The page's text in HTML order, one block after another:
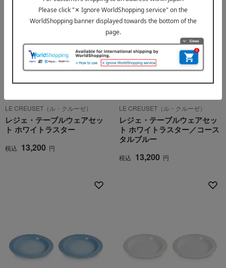
LE CREUSET（ル・クルーゼ）
レジェ・テーブルウェアセッ
ト ホワイトラスター
税込 13,200 円
LE CREUSET（ル・クルーゼ）
レジェ・テーブルウェアセッ
ト ホワイトラスター／コース
タルブルー
税込 13,200 円